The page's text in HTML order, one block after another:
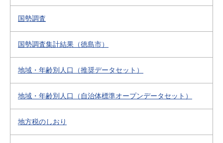
国勢調査
国勢調査集計結果（徳島市）
地域・年齢別人口（推奨データセット）
地域・年齢別人口（自治体標準オープンデータセット）
地方税のしおり